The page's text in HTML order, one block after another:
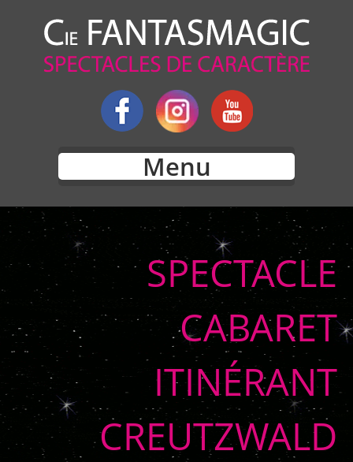
Menu
SPECTACLE
CABARET
ITINÉRANT
CREUTZWALD